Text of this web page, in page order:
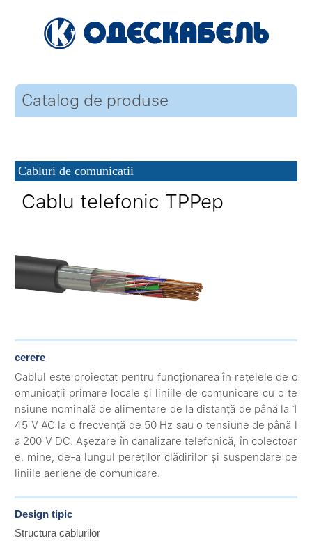
Catalog de produse
Cabluri de comunicatii
Cablu telefonic TPPep
cerere
Cablul este proiectat pentru funcționarea în rețelele de c
omunicații primare locale și liniile de comunicare cu o te
nsiune nominală de alimentare de la distanță de până la 1
45 V AC la o frecvență de 50 Hz sau o tensiune de până l
a 200 V DC. Așezare în canalizare telefonică, în colectoar
e, mine, de-a lungul pereților clădirilor și suspendare pe
liniile aeriene de comunicare.
Design tipic
Structura cablurilor